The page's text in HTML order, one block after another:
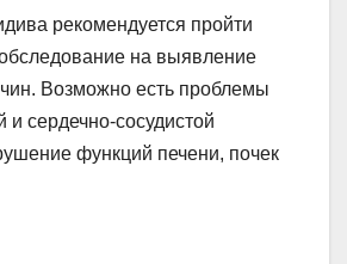
рекомендуется пройти
на выявление
Возможно есть проблемы
и сердечно-сосудистой
функций печени, почек